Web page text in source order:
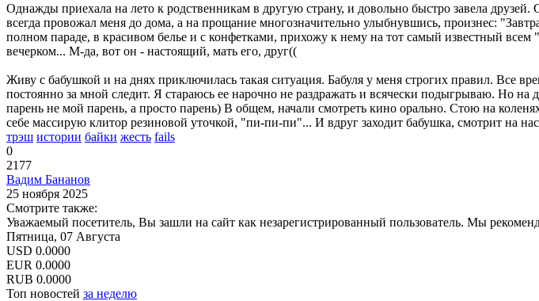
Однажды приexaла на лето к родственникам в другую страну, и довольно быстро завeла
всегда провожал меня до дома, а на прощание многознaчительно улыбнувшись, произнес:
полном параде, в крaсивом белье и с конфетками, прихожу к нему на тот самый известный
вечерком... М-да, вот он - настоящий, мать eго, друг((
Живу с бабушкой и на днях приключилась такая ситуация. Бабуля у меня строгих правил. Все
постоянно за мной следит. Я стараюсь ее нарочно не раздражать и всячески подыгрываю. Но
парень не мой парень, а просто парень) В общем, начали смотреть кино орально. Стою на
себе массирую клитор резиновой уточкой, "пи-пи-пи"... И вдруг заходит бабушка, смотрит на
трэш истории байки жесть fails
0
2177
Вадим Бананов
25 ноября 2025
Смотрите также:
Уважаемый посетитель, Вы зашли на сайт как незарегистрированный пользователь. Мы
Пятница, 07 Августа
USD 0.0000
EUR 0.0000
RUB 0.0000
Топ новостей за неделю